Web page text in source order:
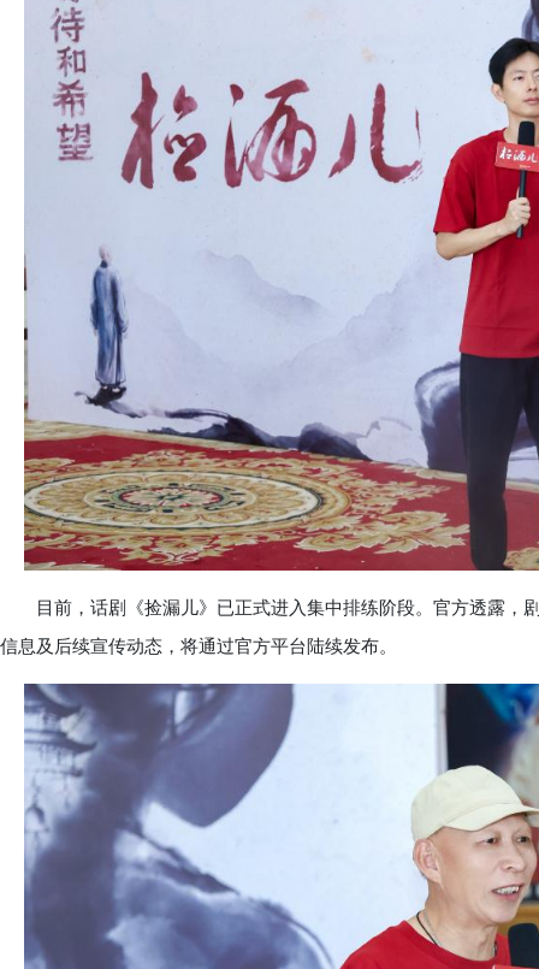
目前，话剧《捡漏儿》已正式进入集中排练阶段。官方透露，
信息及后续宣传动态，将通过官方平台陆续发布。